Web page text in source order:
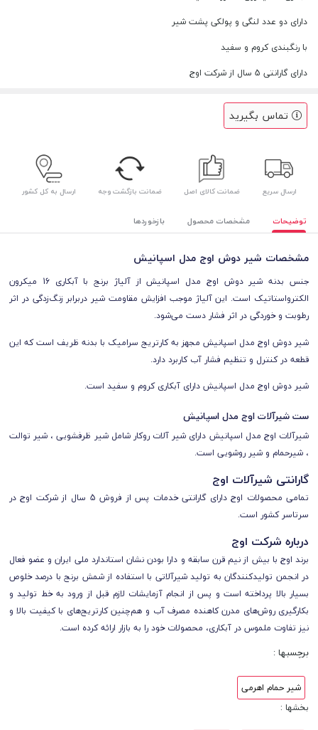
دارای دو عدد لنگی و پولکی پشت شیر
با رنگبندی کروم و سفید
دارای گارانتی 5 سال از شرکت اوج
تماس بگیرید
ارسال سریع ضمانت کالای اصل ضمانت بازگشت وجه ارسال به کل کشور
توضیحات مشخصات محصول بازخوردها
مشخصات شیر دوش اوج مدل اسپانیش
جنس بدنه شیر دوش اوج مدل اسپانیش از آلیاژ برنج با آبکاری 16 میکرون
الکترواستاتیک است. این آلیاژ موجب افزایش مقاومت شیر دربرابر زنگ‌زدگی در اثر
رطوبت و خوردگی در اثر فشار دست می‌شود.
شیر دوش اوج مدل اسپانیش مجهز به کارتریج سرامیک با بدنه ظریف است که این
قطعه در کنترل و تنظیم فشار آب کاربرد دارد.
شیر دوش اوج مدل اسپانیشدارای آبکاری کروم و سفید است.
ست شیرآلات اوج مدل اسپانیش
شیرآلات اوج مدل اسپانیش دارای شیر آلات روکار شامل شیر ظرفشویی ، شیر توالت
، شیرحمام و شیر روشویی است.
گارانتی شیرآلات اوج
تمامی محصولات اوجدارای گارانتی خدمات پس از فروش 5 سال از شرکت اوج
در
سرتاسر کشور است.
درباره شرکت اوج
برند اوج با بیش از نیم قرن سابقه و دارا بودن نشان استاندارد ملی ایران و عضو فعال
در انجمن تولیدکنندگان به تولید شیرآلاتی با استفاده از شمش برنج با درصد خلوص
بسیار بالا پرداخته است و پس از انجام آزمایشات لازم قبل از ورود به خط تولید و
بکارگیری روش‌های مدرن کاهنده مصرف آب و هم‌چنین کارتریج‌های با کیفیت بالا و
نیز تفاوت ملموس در آبکاری، محصولات خود را به بازار ارائه کرده است.
برچسبها :
شیر حمام اهرمی
بخشها :